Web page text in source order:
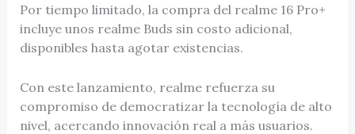
Por tiempo limitado, la compra del realme 16 Pro+
incluye unos realme Buds sin costo adicional,
disponibles hasta agotar existencias.
Con este lanzamiento, realme refuerza su
compromiso de democratizar la tecnología de alto
nivel, acercando innovación real a más usuarios.